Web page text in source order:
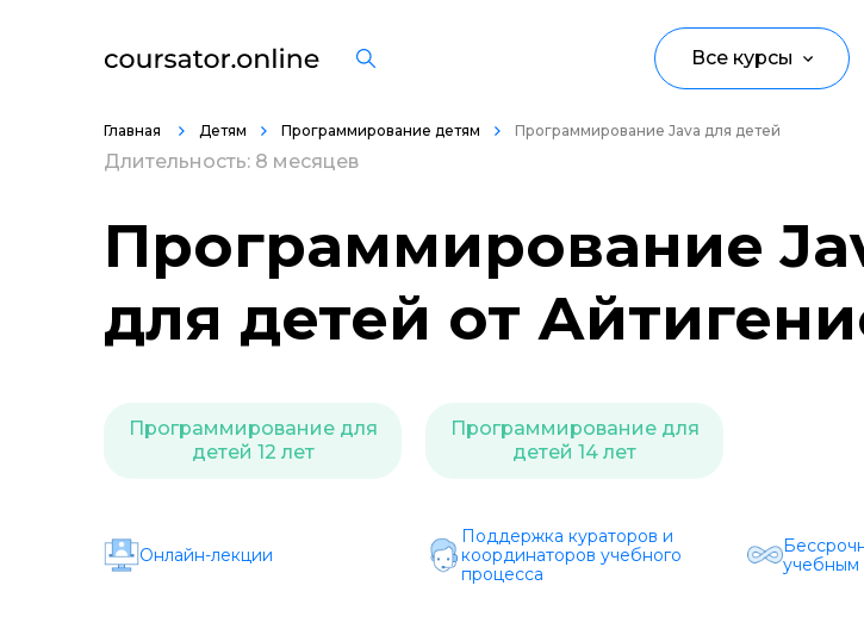
Все курсы
Дизайн
Маркетинг
Образ жизни
Главная Детям Программирование детям Программирование Java для детей
Длительность: 8 месяцев
Программирование
для детей от
Программирование для
детей 12 лет
Программирование для
детей 14 лет
Онлайн-лекции
Поддержка кураторов и
координаторов учебного
процесса
учебным